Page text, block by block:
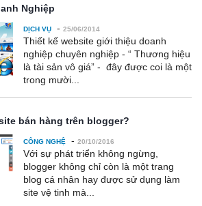
Nghiệp
DỊCH VỤ - 25/06/2014
Thiết kế website giới thiệu doanh
nghiệp chuyên nghiệp - “ Thương hiệu
là tài sản vô giá” - đây được coi là một
trong mười...
bán hàng trên blogger?
CÔNG NGHỆ - 20/10/2016
Với sự phát triển không ngừng,
blogger không chỉ còn là một trang
blog cá nhân hay được sử dụng làm
site vệ tinh mà...